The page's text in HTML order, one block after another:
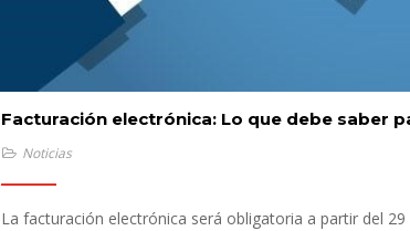
Facturación electrónica: Lo que debe saber
Noticias
La facturación electrónica será obligatoria a partir del